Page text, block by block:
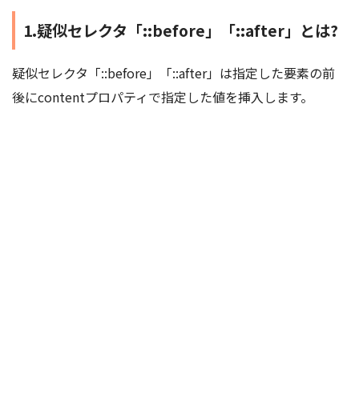
1.疑似セレクタ「::before」「::after」とは?
疑似セレクタ「::before」「::after」は指定した要素の前
後にcontentプロパティで指定した値を挿入します。